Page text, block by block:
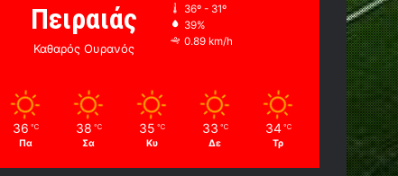
Πειραιάς
Καθαρός Ουρανός
36º - 31º
39%
0.89 km/h
36 ℃
Πα
38 ℃
Σα
35 ℃
Κυ
33 ℃
Δε
34 ℃
Τρ